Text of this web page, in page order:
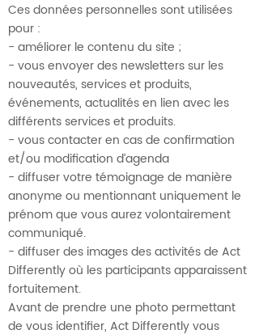
Ces données personnelles sont utilisées
pour :
- améliorer le contenu du site ;
- vous envoyer des newsletters sur les
nouveautés, services et produits,
événements, actualités en lien avec les
différents services et produits.
- vous contacter en cas de confirmation
et/ou modification d’agenda
- diffuser votre témoignage de manière
anonyme ou mentionnant uniquement le
prénom que vous aurez volontairement
communiqué.
- diffuser des images des activités de Act
Differently où les participants apparaissent
fortuitement.
Avant de prendre une photo permettant
de vous identifier, Act Differently vous